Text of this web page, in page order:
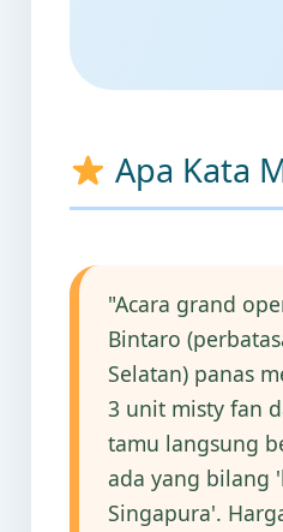
Apa Kata
"Acara grand
Bintaro
Selatan) panas
3 unit misty fan
tamu langsung
ada yang bilang
Singapura'.